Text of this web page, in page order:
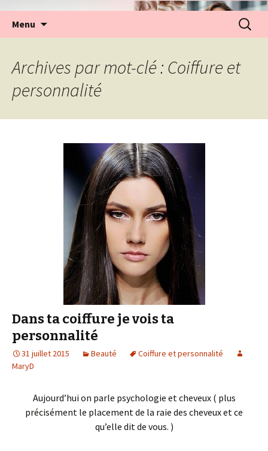
Menu
Archives par mot-clé : Coiffure et
personnalité
Dans ta coiffure je vois ta
personnalité
31 juillet 2015 Beauté
Coiffure et personnalité
MaryD
Aujourd’hui on parle psychologie et cheveux ( plus
précisément le placement de la raie des cheveux et ce
qu’elle dit de vous. )